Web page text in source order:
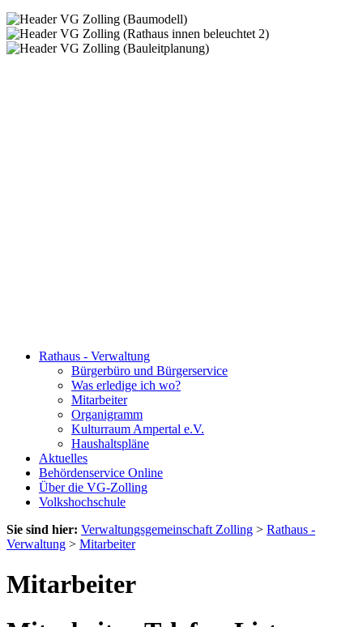
Rathaus - Verwaltung
Bürgerbüro und Bürgerservice
Was erledige ich wo?
Mitarbeiter
Organigramm
Kulturraum Ampertal e.V.
Haushaltspläne
Aktuelles
Behördenservice Online
Über die VG-Zolling
Volkshochschule
Sie sind hier: Verwaltungsgemeinschaft Zolling > Rathaus -
Verwaltung > Mitarbeiter
Mitarbeiter